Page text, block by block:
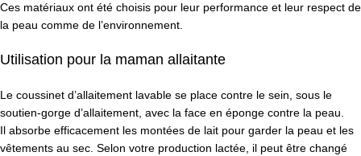
Ces matériaux ont été choisis pour leur performance et leur respect de
la peau comme de l’environnement.
Utilisation pour la maman allaitante
Le coussinet d’allaitement lavable se place contre le sein, sous le
soutien-gorge d’allaitement, avec la face en éponge contre la peau.
Il absorbe efficacement les montées de lait pour garder la peau et les
vêtements au sec. Selon votre production lactée, il peut être changé